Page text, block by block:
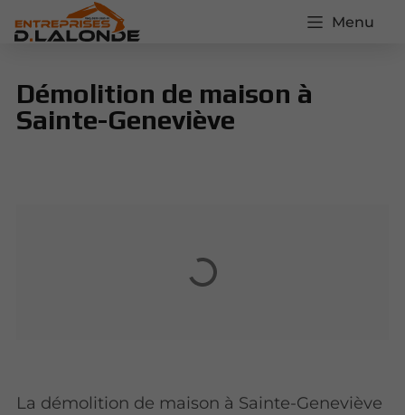
Menu
Démolition de maison à
Sainte-Geneviève
La démolition de maison à Sainte-Geneviève